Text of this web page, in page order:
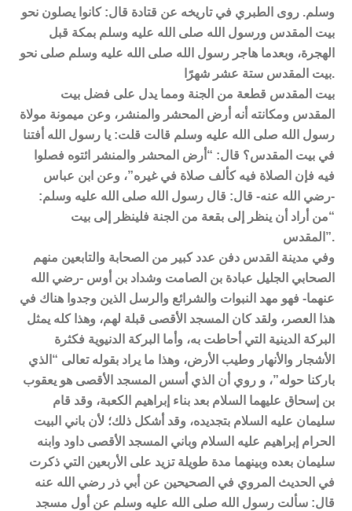
وسلم. روى الطبري في تاريخه عن قتادة قال: كانوا يصلون نحو
بيت المقدس ورسول الله صلى الله عليه وسلم بمكة قبل
الهجرة، وبعدما هاجر رسول الله صلى الله عليه وسلم صلى نحو
بيت المقدس ستة عشر شهرًا.
بيت المقدس قطعة من الجنة ومما يدل على فضل بيت
المقدس ومكانته أنه أرض المحشر والمنشر، وعن ميمونة مولاة
رسول الله صلى الله عليه وسلم قالت قلت: يا رسول الله أفتنا
في بيت المقدس؟ قال: “أرض المحشر والمنشر ائتوه فصلوا
فيه فإن الصلاة فيه كألف صلاة في غيره”، وعن ابن عباس
-رضي الله عنه- قال: قال رسول الله صلى الله عليه وسلم:
“من أراد أن ينظر إلى بقعة من الجنة فلينظر إلى بيت
المقدس”.
وفي مدينة القدس دفن عدد كبير من الصحابة والتابعين منهم
الصحابي الجليل عبادة بن الصامت وشداد بن أوس -رضي الله
عنهما- فهو مهد النبوات والشرائع والرسل الذين وجدوا هناك في
هذا العصر، ولقد كان المسجد الأقصى قبلة لهم، وهذا كله يمثل
البركة الدينية التي أحاطت به، وأما البركة الدنيوية فكثرة
الأشجار والأنهار وطيب الأرض، وهذا ما يراد بقوله تعالى “الذي
باركنا حوله”، و روي أن الذي أسس المسجد الأقصى هو يعقوب
بن إسحاق عليهما السلام بعد بناء إبراهيم الكعبة، وقد قام
سليمان عليه السلام بتجديده، وقد أشكل ذلك؛ لأن باني البيت
الحرام إبراهيم عليه السلام وباني المسجد الأقصى داود وابنه
سليمان بعده وبينهما مدة طويلة تزيد على الأربعين التي ذكرت
في الحديث المروي في الصحيحين عن أبي ذر رضي الله عنه
قال: سألت رسول الله صلى الله عليه وسلم عن أول مسجد